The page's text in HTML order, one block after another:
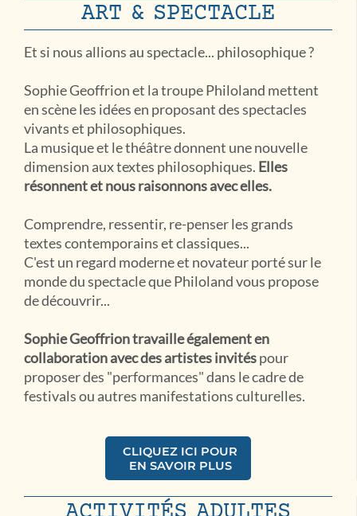
ART & SPECTACLE
Et si nous allions au spectacle... philosophique ?
Sophie Geoffrion et la troupe Philoland mettent
en scène les idées en proposant des spectacles
vivants et philosophiques.
La musique et le théâtre donnent une nouvelle
dimension aux textes philosophiques. Elles
résonnent et nous raisonnons avec elles.
Comprendre, ressentir, re-penser les grands
textes contemporains et classiques...
C'est un regard moderne et novateur porté sur le
monde du spectacle que Philoland vous propose
de découvrir...
Sophie Geoffrion travaille également en
collaboration avec des artistes invitéspour
proposer des "performances" dans le cadre de
festivals ou autres manifestations culturelles.
CLIQUEZ ICI POUR
EN SAVOIR PLUS